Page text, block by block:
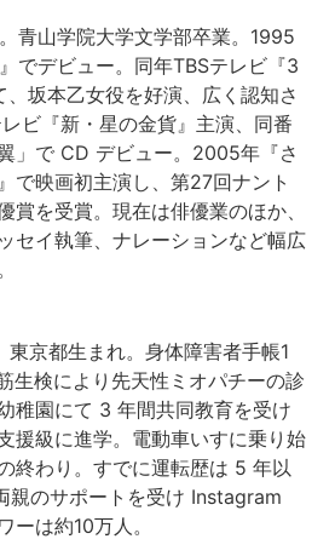
青山学院大学文学部卒業。1995
でデビュー。同年TBSテレビ『3
坂本乙女役を好演、広く認知さ
ビ『新・星の金貨』主演、同番
」で CD デビュー。2005年『さ
で映画初主演し、第27回ナント
賞を受賞。現在は俳優業のほか、
セイ執筆、ナレーションなど幅広
京都生まれ。身体障害者手帳1
生検により先天性ミオパチーの診
稚園にて 3 年間共同教育を受け
援級に進学。電動車いすに乗り始
終わり。すでに運転歴は 5 年以
親のサポートを受け Instagram
ーは約10万人。